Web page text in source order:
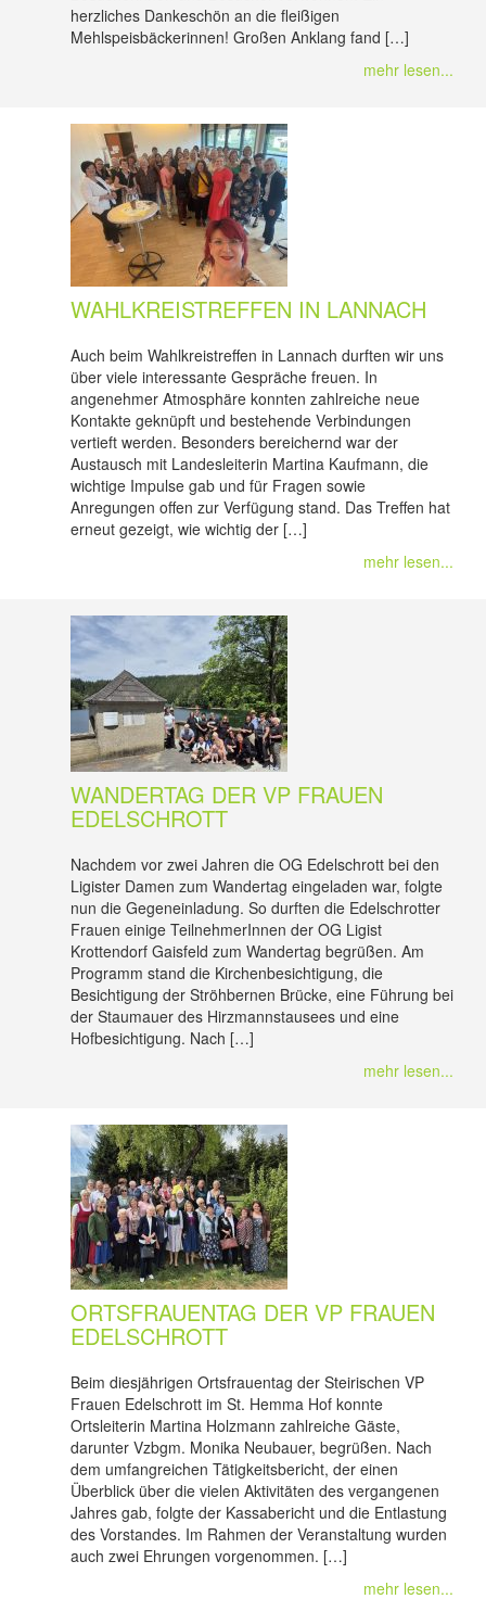
herzliches Dankeschön an die fleißigen
Mehlspeisbäckerinnen! Großen Anklang fand […]
mehr lesen...
WAHLKREISTREFFEN IN LANNACH
Auch beim Wahlkreistreffen in Lannach durften wir uns
über viele interessante Gespräche freuen. In
angenehmer Atmosphäre konnten zahlreiche neue
Kontakte geknüpft und bestehende Verbindungen
vertieft werden. Besonders bereichernd war der
Austausch mit Landesleiterin Martina Kaufmann, die
wichtige Impulse gab und für Fragen sowie
Anregungen offen zur Verfügung stand. Das Treffen hat
erneut gezeigt, wie wichtig der […]
mehr lesen...
WANDERTAG DER VP FRAUEN
EDELSCHROTT
Nachdem vor zwei Jahren die OG Edelschrott bei den
Ligister Damen zum Wandertag eingeladen war, folgte
nun die Gegeneinladung. So durften die Edelschrotter
Frauen einige TeilnehmerInnen der OG Ligist
Krottendorf Gaisfeld zum Wandertag begrüßen. Am
Programm stand die Kirchenbesichtigung, die
Besichtigung der Ströhbernen Brücke, eine Führung bei
der Staumauer des Hirzmannstausees und eine
Hofbesichtigung. Nach […]
mehr lesen...
ORTSFRAUENTAG DER VP FRAUEN
EDELSCHROTT
Beim diesjährigen Ortsfrauentag der Steirischen VP
Frauen Edelschrott im St. Hemma Hof konnte
Ortsleiterin Martina Holzmann zahlreiche Gäste,
darunter Vzbgm. Monika Neubauer, begrüßen. Nach
dem umfangreichen Tätigkeitsbericht, der einen
Überblick über die vielen Aktivitäten des vergangenen
Jahres gab, folgte der Kassabericht und die Entlastung
des Vorstandes. Im Rahmen der Veranstaltung wurden
auch zwei Ehrungen vorgenommen. […]
mehr lesen...